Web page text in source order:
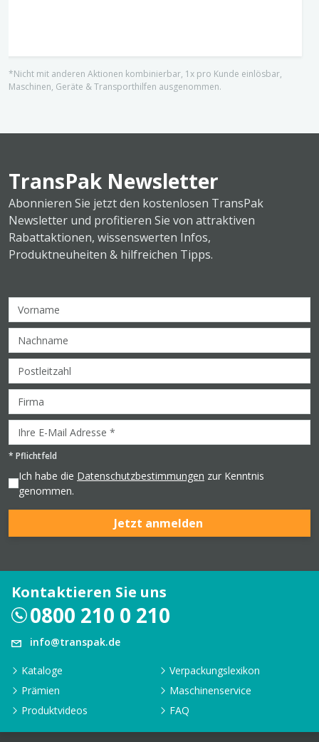
*Nicht mit anderen Aktionen kombinierbar, 1x pro Kunde einlösbar,
Maschinen, Geräte & Transporthilfen ausgenommen.
TransPak Newsletter
Abonnieren Sie jetzt den kostenlosen TransPak
Newsletter und profitieren Sie von attraktiven
Rabattaktionen, wissenswerten Infos,
Produktneuheiten & hilfreichen Tipps.
* Pflichtfeld
Ich habe die Datenschutzbestimmungen zur Kenntnis
genommen.
Jetzt anmelden
Kontaktieren Sie uns
0800 210 0 210
info@transpak.de
Kataloge
Verpackungslexikon
Prämien
Maschinenservice
Produktvideos
FAQ